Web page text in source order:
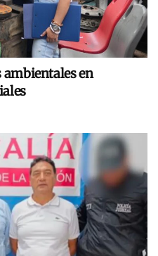
ambientales en